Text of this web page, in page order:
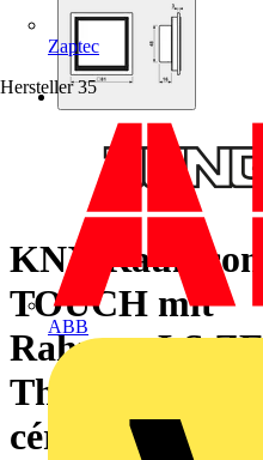
Zaptec
Hersteller 35
ABB
KNX
TOUCH mit
Rahmen LS
Thermoplast
céruléen 59